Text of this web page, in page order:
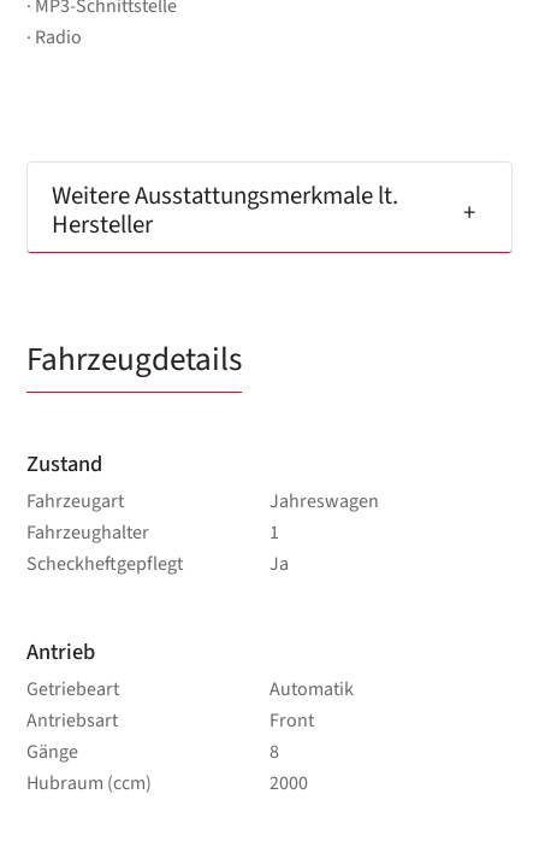
MP3-Schnittstelle
Radio
Weitere Ausstattungsmerkmale lt.
Hersteller
Fahrzeugdetails
Zustand
Fahrzeugart
Jahreswagen
Fahrzeughalter
1
Scheckheftgepflegt
Ja
Antrieb
Getriebeart
Automatik
Antriebsart
Front
Gänge
8
Hubraum (ccm)
2000